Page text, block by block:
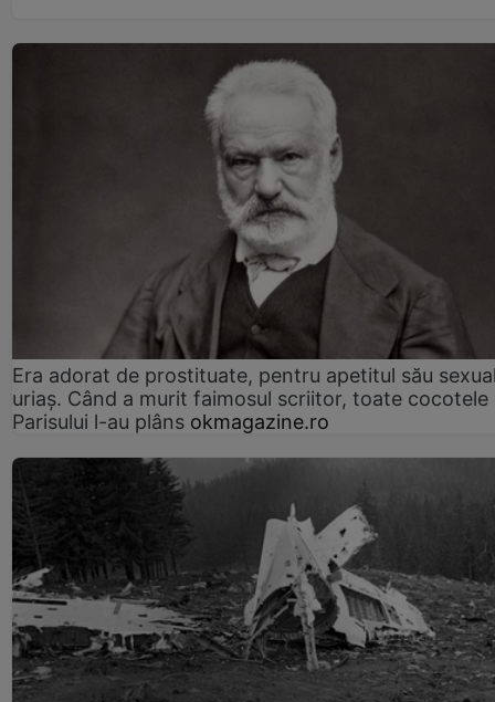
Era adorat de prostituate, pentru apetitul său
uriaș. Când a murit faimosul scriitor, toate cocotele
Parisului l-au plâns okmagazine.ro